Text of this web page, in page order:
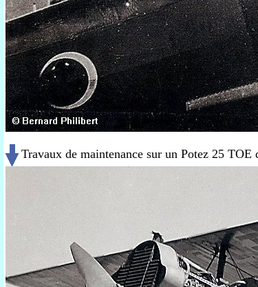
Travaux de maintenance sur un Potez 25